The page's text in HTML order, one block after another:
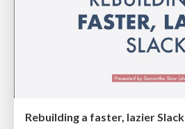
Rebuilding a faster, lazier Slack